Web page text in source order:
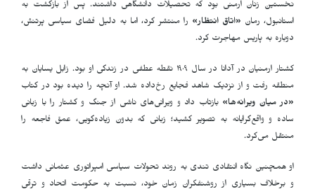
نخستین زنان ارمنی بود که تحصیلات دانشگاهی داشتند. پس از بازگشت به
استانبول، رمان «اتاق انتظار» را منتشر کرد، اما به دلیل فضای سیاسی پرتنش،
دوباره به پاریس مهاجرت کرد.
کشتار ارمنیان در آدانا در سال ۱۹۰۹ نقطه عطفی در زندگی او بود. زابل یسایان به
منطقه رفت و از نزدیک شاهد فجایع رخ‌داده شد. او آنچه را دیده بود در کتاب
«در میان ویرانه‌ها» بازتاب داد و ویرانی‌های ناشی از جنگ و کشتار را با زبانی
ساده و واقع‌گرایانه به تصویر کشید؛ زبانی که بدون زیاده‌گویی، عمق فاجعه را
منتقل می‌کرد.
او همچنین نگاه انتقادی تندی به روند تحولات سیاسی امپراتوری عثمانی داشت
و برخلاف بسیاری از روشنفکران زمان خود، نسبت به حکومت اتحاد و ترقی